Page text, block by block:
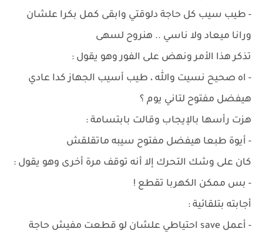
- طيب سيب كل حاجة دلوقتي وابقى كمل بكرا علشان
ورانا ميعاد ولا ناسي .. هنروح لسهى
تذكر هذا الأمر ونهض على الفور وهو يقول :
- اه صحيح نسيت والله ، طيب أسيب الجهاز كدا عادي
هيفضل مفتوح لتاني يوم ؟
هزت رأسها بالإيجاب وقالت بابتسامة :
- أيوة طبعا هيفضل مفتوح سيبه ماتقلقش
كان على وشك التحرك إلا أنه توقف مرة أخرى وهو يقول :
- بس ممكن الكهربا تقطع !
أجابته بتلقائية :
- أعمل save احتياطي علشان لو قطعت مفيش حاجة